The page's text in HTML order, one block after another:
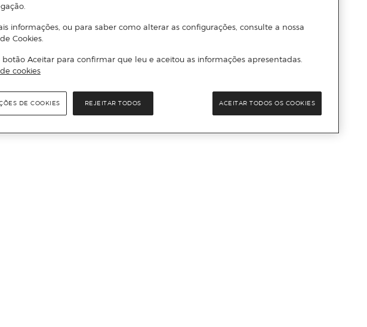
informações, ou para saber como alterar as configurações, consulte a nossa
Cookies.
botão Aceitar para confirmar que leu e aceitou as informações apresentadas.
cookies
REJEITAR TODOS ACEITAR TODOS OS COOKIES
DE COOKIES